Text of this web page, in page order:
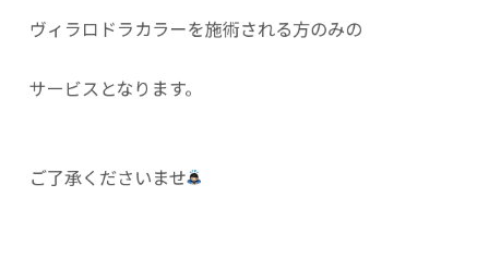
ヴィラロドラカラーを施術される方のみの
サービスとなります。
ご了承くださいませ